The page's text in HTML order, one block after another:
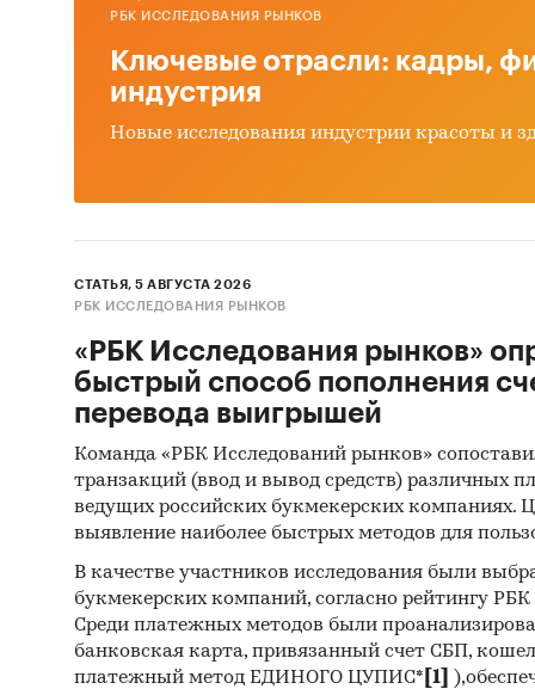
РБК ИССЛЕДОВАНИЯ РЫНКОВ
Ключевые отрасли: кадры,
индустрия
Новые исследования индустрии красоты и
СТАТЬЯ, 5 АВГУСТА 2026
РБК ИССЛЕДОВАНИЯ РЫНКОВ
«РБК Исследования рынков»
быстрый способ пополнения
перевода выигрышей
Команда «РБК Исследований рынков»
транзакций (ввод и вывод средств) различных
ведущих российских букмекерских компаниях.
выявление наиболее быстрых методов для
В качестве участников исследования были
букмекерских компаний, согласно рейтингу
Среди платежных методов были
банковская карта, привязанный счет СБП,
платежный метод ЕДИНОГО ЦУПИС* [1]